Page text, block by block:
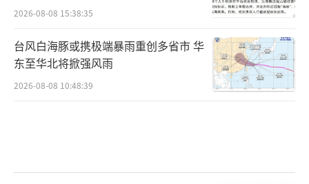
2026-08-08 15:38:35
台风白海豚或携极端暴雨重创多省市 华
东至华北将掀强风雨
2026-08-08 10:48:39